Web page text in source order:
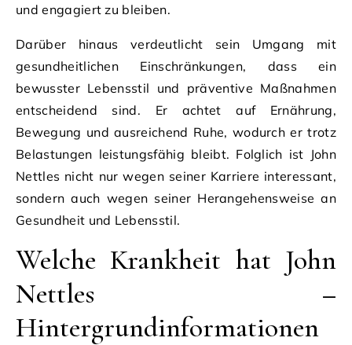
und engagiert zu bleiben.
Darüber hinaus verdeutlicht sein Umgang mit
gesundheitlichen Einschränkungen, dass ein
bewusster Lebensstil und präventive Maßnahmen
entscheidend sind. Er achtet auf Ernährung,
Bewegung und ausreichend Ruhe, wodurch er trotz
Belastungen leistungsfähig bleibt. Folglich ist John
Nettles nicht nur wegen seiner Karriere interessant,
sondern auch wegen seiner Herangehensweise an
Gesundheit und Lebensstil.
Welche Krankheit hat John
Nettles –
Hintergrundinformationen